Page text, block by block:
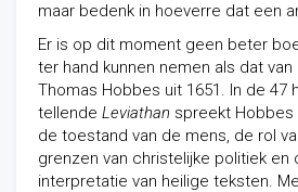
maar bedenk in hoeverre dat een
Er is op dit moment geen beter
ter hand kunnen nemen als dat
Thomas Hobbes uit 1651. In de 47
tellende Leviathan spreekt
de toestand van de mens, de rol
grenzen van christelijke politiek en
interpretatie van heilige teksten.